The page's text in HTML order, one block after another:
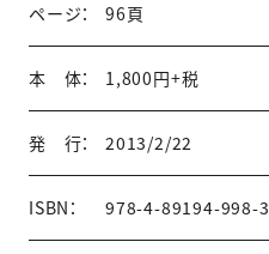
ページ： 96頁
本 体： 1,800円+税
発 行： 2013/2/22
ISBN： 978-4-89194-998-3